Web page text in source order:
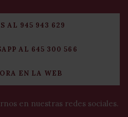
AL 945 943 629
AL 645 300 566
EN LA WEB
en nuestras redes sociales.